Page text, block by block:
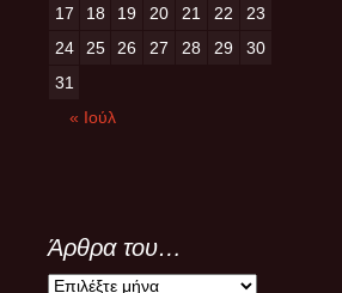
17
18 19 20 21 22
23
24
25 26 27 28 29
30
31
« Ιούλ
Άρθρα του…
Άρθρα